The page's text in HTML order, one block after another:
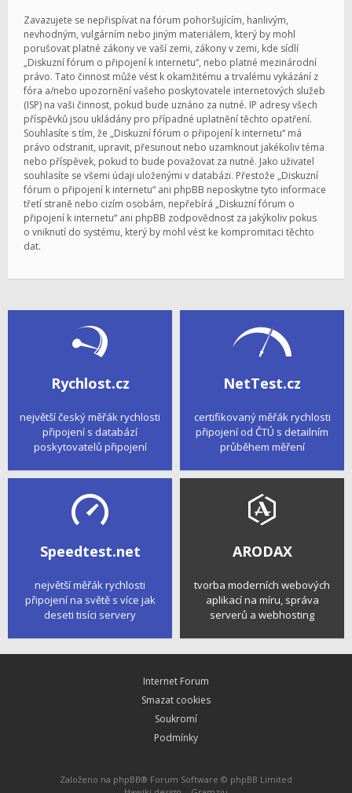
Zavazujete se nepřispívat na fórum pohoršujícím, hanlivým,
nevhodným, vulgárním nebo jiným materiálem, který by mohl
porušovat platné zákony ve vaší zemi, zákony v zemi, kde sídlí
„Diskuzní fórum o připojení k internetu“, nebo platné mezinárodní
právo. Tato činnost může vést k okamžitému a trvalému vykázání z
fóra a/nebo upozornění vašeho poskytovatele internetových služeb
(ISP) na vaši činnost, pokud bude uznáno za nutné. IP adresy všech
příspěvků jsou ukládány pro případné uplatnění těchto opatření.
Souhlasíte s tím, že „Diskuzní fórum o připojení k internetu“ má
právo odstranit, upravit, přesunout nebo uzamknout jakékoliv téma
nebo příspěvek, pokud to bude považovat za nutné. Jako uživatel
souhlasíte se všemi údaji uloženými v databázi. Přestože „Diskuzní
fórum o připojení k internetu“ ani phpBB neposkytne tyto informace
třetí straně nebo cizím osobám, nepřebírá „Diskuzní fórum o
připojení k internetu“ ani phpBB zodpovědnost za jakýkoliv pokus
o vniknutí do systému, který by mohl vést ke kompromitaci těchto
dat.
Rychlost.cz
největší český měřák rychlosti
připojení s databází
poskytovatelů připojení
NetTest.cz
certifikovaný měřák rychlosti
připojení od ČTÚ s detailním
průběhem měření
Speedtest.net
největší měřák rychlosti
připojení na světě s více jak
deseti tisíci servery
ARODAX
tvorba moderních webových
aplikací na míru, správa
serverů a webhosting
Internet Forum
Smazat cookies
Soukromí
Podmínky
Založeno na phpBB® Forum Software © phpBB Limited